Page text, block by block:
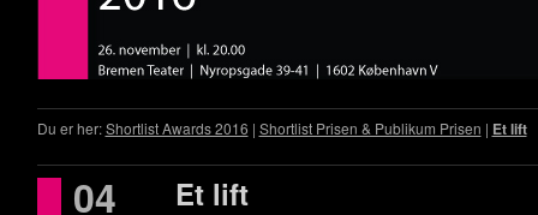
Du er her:Shortlist Awards 2016 | Shortlist Prisen & Publikum Prisen | Et lift
04 Et lift